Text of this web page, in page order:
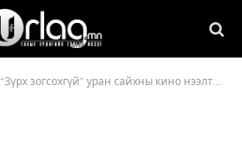
“Зүрх зогсохгүй” уран сайхны кино нээлтээ хийхэд нэг хоног үлдлээ